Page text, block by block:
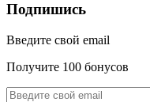
Подпишись
Введите свой email
Получите 100 бонусов